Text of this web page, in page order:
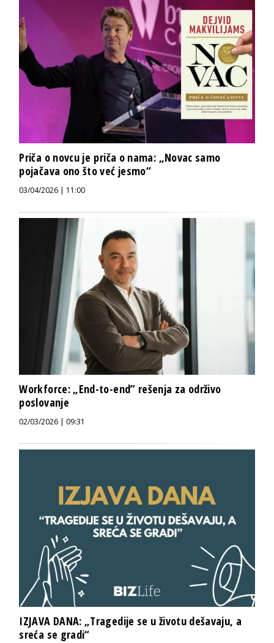
Priča o novcu je priča o nama: „Novac samo
pojačava ono što već jesmo“
03/04/2026 | 11:00
Workforce: „End-to-end” rešenja za održivo
poslovanje
02/03/2026 | 09:31
IZJAVA DANA: „Tragedije se u životu dešavaju, a
sreća se gradi“